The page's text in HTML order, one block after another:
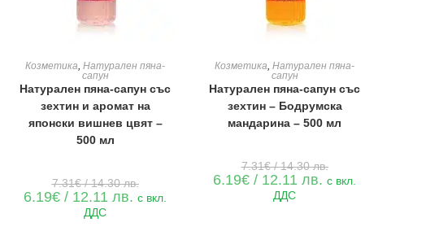
ДОБАВЯНЕ В КОЛИЧКАТА
Козметика,Натурален пяна-
сапун
Натурален пяна-сапун със
зехтин и аромат на
японски вишнев цвят –
500 мл
7.31€/ 14.30 лв.
price
was:
6.19€ / 12.11 лв. Текущата
цена
с вкл.
ДДС
ДОБАВЯНЕ В КОЛИЧКАТА
Козметика,Натурален пяна-
сапун
Натурален пяна-сапун със
зехтин – Бодрумска
мандарина – 500 мл
7.31€/ 14.30 лв.
price
was:
6.19€ / 12.11 лв. Текущата
цена
с вкл.
ДДС